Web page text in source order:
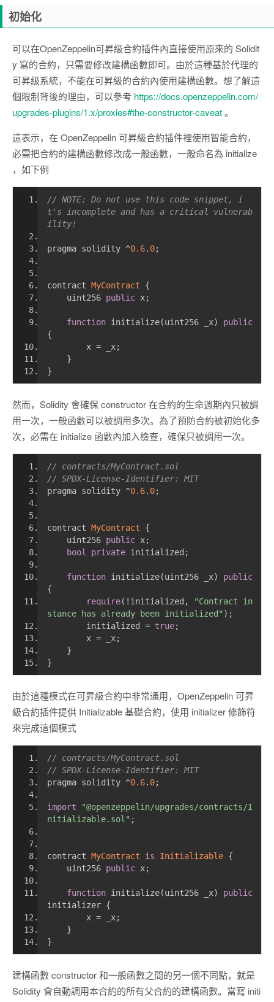
初始化
可以在OpenZeppelin可昇級合約插件內直接使用原來的 Solidit
y 寫的合約，只需要修改建構函數即可。由於這種基於代理的
可昇級系統，不能在可昇級的合約內使用建構函數。想了解這
個限制背後的理由，可以參考 https://docs.openzeppelin.com/
upgrades-plugins/1.x/proxies#the-constructor-caveat。
這表示，在 OpenZeppelin 可昇級合約插件裡使用智能合約，
必需把合約的建構函數修改成一般函數，一般命名為 initialize
，如下例
// NOTE: Do not use this code snippet, i
t's incomplete and has a critical vulnerab
ility!
pragma solidity ^0.6. 0;
contract MyContract
{
    uint256
public x;
function initialize(uint256 _x)
public
{
        x
= _x;
}
}
然而，Solidity 會確保 constructor 在合約的生命週期內只被調
用一次，一般函數可以被調用多次。為了預防合約被初始化多
次，必需在 initialize 函數內加入檢查，確保只被調用一次。
// contracts/MyContract.sol
// SPDX-License-Identifier: MIT
pragma solidity ^0.6. 0;
contract MyContract
{
    uint256
public x;
bool
private initialized ;
function initialize(uint256 _x)
public
{
require(! initialized ,
"Contract in
stance has already been initialized" );
        initialized
= true;
        x
= _x;
}
}
由於這種模式在可昇級合約中非常通用，OpenZeppelin 可昇
級合約插件提供 Initializable 基礎合約，使用 initializer 修飾符
來完成這個模式
// contracts/MyContract.sol
// SPDX-License-Identifier: MIT
pragma solidity ^0.6. 0;
import
"@openzeppelin/upgrades/contracts/I
nitializable.sol" ;
contract MyContract is Initializable {
    uint256
public x;
function initialize(uint256 _x)
public
initializer {
        x
= _x;
}
}
建構函數 constructor 和一般函數之間的另一個不同點，就是
Solidity 會自動調用本合約的所有父合約的建構函數。當寫 initi